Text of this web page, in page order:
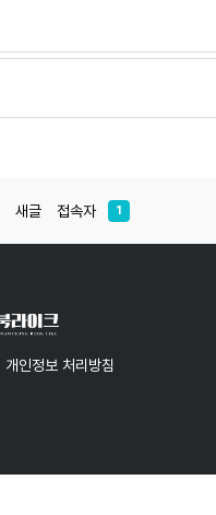
새글 접속자 1
개인정보 처리방침